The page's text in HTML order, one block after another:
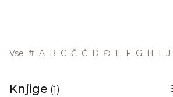
Vse # A B C Č Ć D Đ E F G H I J
Knjige (1)